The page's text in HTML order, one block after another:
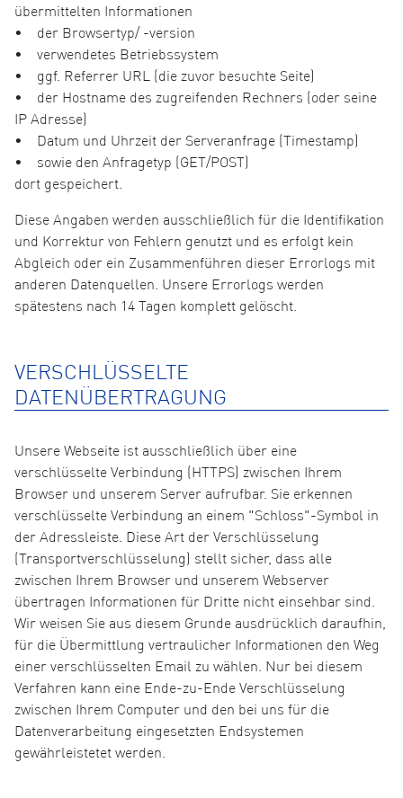
übermittelten Informationen
• der Browsertyp/ -version
• verwendetes Betriebssystem
• ggf. Referrer URL (die zuvor besuchte Seite)
• der Hostname des zugreifenden Rechners (oder seine
IP Adresse)
• Datum und Uhrzeit der Serveranfrage (Timestamp)
• sowie den Anfragetyp (GET/POST)
dort gespeichert.
Diese Angaben werden ausschließlich für die Identifikation
und Korrektur von Fehlern genutzt und es erfolgt kein
Abgleich oder ein Zusammenführen dieser Errorlogs mit
anderen Datenquellen. Unsere Errorlogs werden
spätestens nach 14 Tagen komplett gelöscht.
VERSCHLÜSSELTE
DATENÜBERTRAGUNG
Unsere Webseite ist ausschließlich über eine
verschlüsselte Verbindung (HTTPS) zwischen Ihrem
Browser und unserem Server aufrufbar. Sie erkennen
verschlüsselte Verbindung an einem "Schloss"-Symbol in
der Adressleiste. Diese Art der Verschlüsselung
(Transportverschlüsselung) stellt sicher, dass alle
zwischen Ihrem Browser und unserem Webserver
übertragen Informationen für Dritte nicht einsehbar sind.
Wir weisen Sie aus diesem Grunde ausdrücklich daraufhin,
für die Übermittlung vertraulicher Informationen den Weg
einer verschlüsselten Email zu wählen. Nur bei diesem
Verfahren kann eine Ende-zu-Ende Verschlüsselung
zwischen Ihrem Computer und den bei uns für die
Datenverarbeitung eingesetzten Endsystemen
gewährleistetet werden.